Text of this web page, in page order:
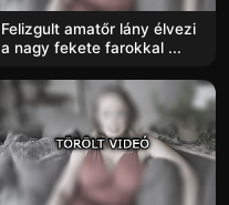
Felizgult amatőr lány élvezi
a nagy fekete farokkal ...